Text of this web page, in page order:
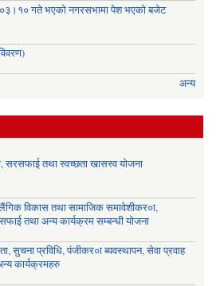
गते भएको नगरसभामा पेश भएको बजेट
अन्य
सरसफाई तथा स्वच्छता खासस्व योजना
लैंगिक विकास तथा सामाजिक समावेशीकर०ा,
तथा अन्य कार्यक्रम सम्बन्धी योजना
सुचना प्रविधि, पंजीकर०ा ब्यवस्थापन, सेवा प्रवाह
कार्यक्रमहरु